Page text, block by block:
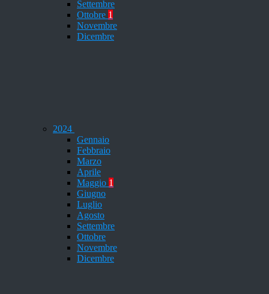
Settembre
Ottobre 1
Novembre
Dicembre
2024
Gennaio
Febbraio
Marzo
Aprile
Maggio 1
Giugno
Luglio
Agosto
Settembre
Ottobre
Novembre
Dicembre